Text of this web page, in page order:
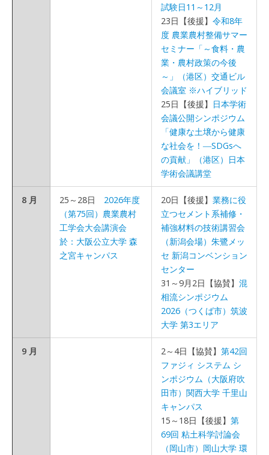
試験日11～12月
23日【後援】 令和8年
度 農業農村整備サマー
セミナー「～食料・農
業・農村政策の今後
～」（港区）交通ビル
会議室 ※ハイブリッド
25日【後援】 日本学術
会議公開シンポジウム
「健康な土壌から健康
な社会を！―SDGsへ
の貢献」（港区）日本
学術会議講堂
8 月 25～28日 2026年度
（第75回）農業農村
工学会大会講演会
於：大阪公立大学 森
之宮キャンパス
20日【後援】 業務に役
立つセメント系補修・
補強材料の技術講習会
（新潟会場）朱鷺メッ
セ 新潟コンベンション
センター
31～9月2日【協賛】 混
相流シンポジウム
2026（つくば市）筑波
大学 第3エリア
9 月 2～4日【協賛】 第42回
ファジィ システム シ
ンポジウム（大阪府吹
田市）関西大学 千里山
キャンパス
15～18日【後援】 第
69回 粘土科学討論会
（岡山市）岡山大学 環